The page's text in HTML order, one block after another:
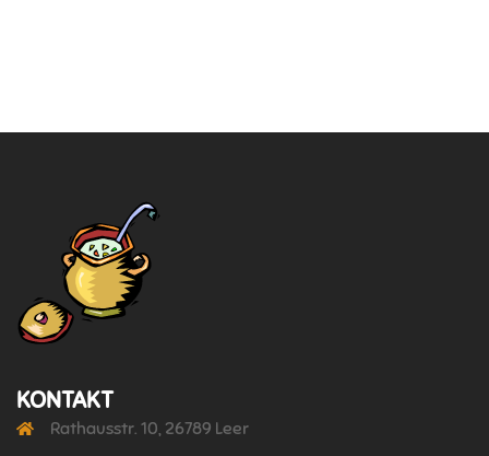
KONTAKT
Rathausstr. 10, 26789 Leer